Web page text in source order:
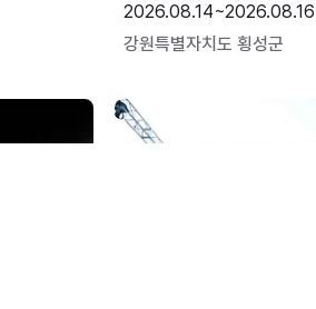
2026.08.14~2026.08.16
강원특별자치도 횡성군